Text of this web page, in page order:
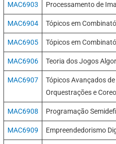
MAC6903 Processamento de
MAC6904 Tópicos em
MAC6905 Tópicos em
MAC6906 Teoria dos Jogos
MAC6907
Tópicos Avançados
Orquestrações e
MAC6908 Programação
MAC6909 Empreendedorismo